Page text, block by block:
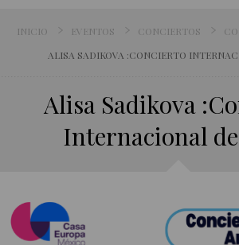
INICIO EVENTOS CONCIERTOS
ALISA SADIKOVA :CONCIERTO
Alisa Sadikova
Internacional